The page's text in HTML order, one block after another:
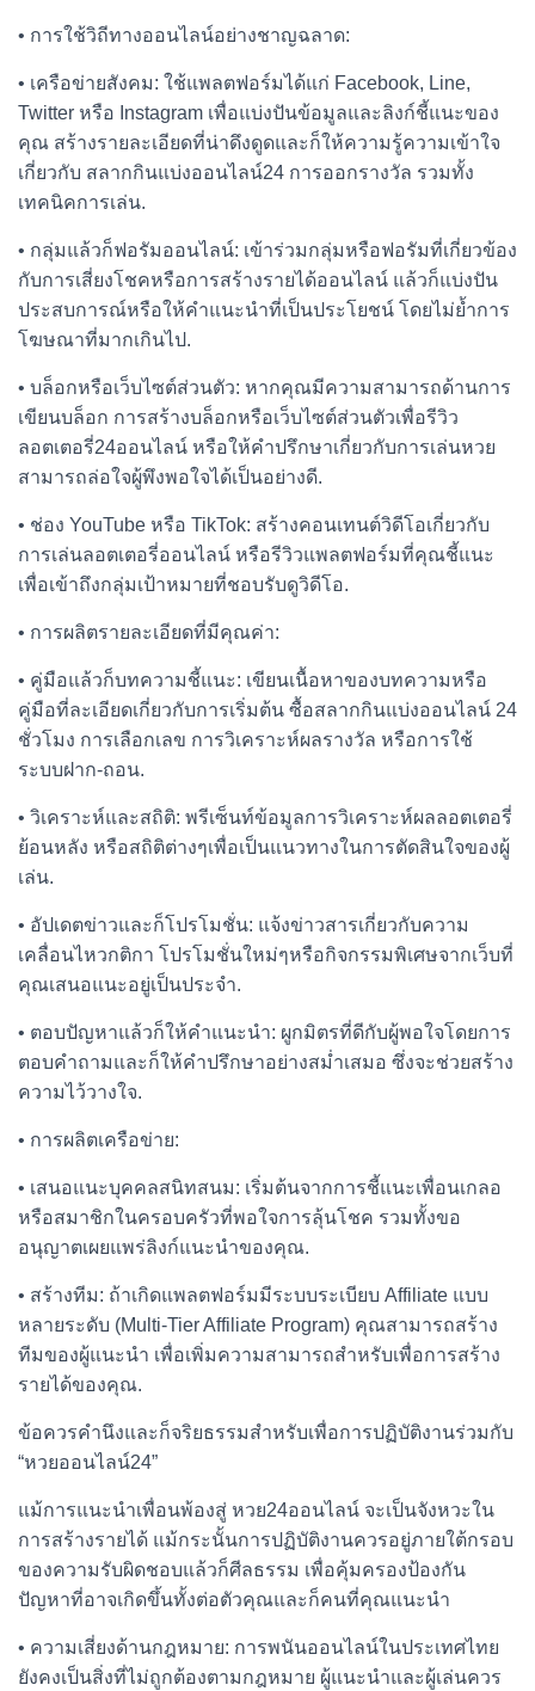
• การใช้วิถีทางออนไลน์อย่างชาญฉลาด:
• เครือข่ายสังคม: ใช้แพลตฟอร์มได้แก่ Facebook, Line,
Twitter หรือ Instagram เพื่อแบ่งปันข้อมูลและลิงก์ชี้แนะของ
คุณ สร้างรายละเอียดที่น่าดึงดูดและก็ให้ความรู้ความเข้าใจ
เกี่ยวกับ สลากกินแบ่งออนไลน์24 การออกรางวัล รวมทั้ง
เทคนิคการเล่น.
• กลุ่มแล้วก็ฟอรัมออนไลน์: เข้าร่วมกลุ่มหรือฟอรัมที่เกี่ยวข้อง
กับการเสี่ยงโชคหรือการสร้างรายได้ออนไลน์ แล้วก็แบ่งปัน
ประสบการณ์หรือให้คำแนะนำที่เป็นประโยชน์ โดยไม่ย้ำการ
โฆษณาที่มากเกินไป.
• บล็อกหรือเว็บไซต์ส่วนตัว: หากคุณมีความสามารถด้านการ
เขียนบล็อก การสร้างบล็อกหรือเว็บไซต์ส่วนตัวเพื่อรีวิว
ลอตเตอรี่24ออนไลน์ หรือให้คำปรึกษาเกี่ยวกับการเล่นหวย
สามารถล่อใจผู้พึงพอใจได้เป็นอย่างดี.
• ช่อง YouTube หรือ TikTok: สร้างคอนเทนต์วิดีโอเกี่ยวกับ
การเล่นลอตเตอรี่ออนไลน์ หรือรีวิวแพลตฟอร์มที่คุณชี้แนะ
เพื่อเข้าถึงกลุ่มเป้าหมายที่ชอบรับดูวิดีโอ.
• การผลิตรายละเอียดที่มีคุณค่า:
• คู่มือแล้วก็บทความชี้แนะ: เขียนเนื้อหาของบทความหรือ
คู่มือที่ละเอียดเกี่ยวกับการเริ่มต้น ซื้อสลากกินแบ่งออนไลน์ 24
ชั่วโมง การเลือกเลข การวิเคราะห์ผลรางวัล หรือการใช้
ระบบฝาก-ถอน.
• วิเคราะห์และสถิติ: พรีเซ็นท์ข้อมูลการวิเคราะห์ผลลอตเตอรี่
ย้อนหลัง หรือสถิติต่างๆเพื่อเป็นแนวทางในการตัดสินใจของผู้
เล่น.
• อัปเดตข่าวและก็โปรโมชั่น: แจ้งข่าวสารเกี่ยวกับความ
เคลื่อนไหวกติกา โปรโมชั่นใหม่ๆหรือกิจกรรมพิเศษจากเว็บที่
คุณเสนอแนะอยู่เป็นประจำ.
• ตอบปัญหาแล้วก็ให้คำแนะนำ: ผูกมิตรที่ดีกับผู้พอใจโดยการ
ตอบคำถามและก็ให้คำปรึกษาอย่างสม่ำเสมอ ซึ่งจะช่วยสร้าง
ความไว้วางใจ.
• การผลิตเครือข่าย:
• เสนอแนะบุคคลสนิทสนม: เริ่มต้นจากการชี้แนะเพื่อนเกลอ
หรือสมาชิกในครอบครัวที่พอใจการลุ้นโชค รวมทั้งขอ
อนุญาตเผยแพร่ลิงก์แนะนำของคุณ.
• สร้างทีม: ถ้าเกิดแพลตฟอร์มมีระบบระเบียบ Affiliate แบบ
หลายระดับ (Multi-Tier Affiliate Program) คุณสามารถสร้าง
ทีมของผู้แนะนำ เพื่อเพิ่มความสามารถสำหรับเพื่อการสร้าง
รายได้ของคุณ.
ข้อควรคำนึงและก็จริยธรรมสำหรับเพื่อการปฏิบัติงานร่วมกับ
“หวยออนไลน์24”
แม้การแนะนำเพื่อนพ้องสู่ หวย24ออนไลน์ จะเป็นจังหวะใน
การสร้างรายได้ แม้กระนั้นการปฏิบัติงานควรอยู่ภายใต้กรอบ
ของความรับผิดชอบแล้วก็ศีลธรรม เพื่อคุ้มครองป้องกัน
ปัญหาที่อาจเกิดขึ้นทั้งต่อตัวคุณและก็คนที่คุณแนะนำ
• ความเสี่ยงด้านกฎหมาย: การพนันออนไลน์ในประเทศไทย
ยังคงเป็นสิ่งที่ไม่ถูกต้องตามกฎหมาย ผู้แนะนำและผู้เล่นควร